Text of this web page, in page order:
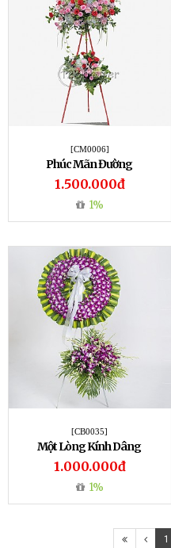
[CM0006]
Phúc Mãn Đường
1.500.000đ
1%
[CB0035]
Một Lòng Kính Dâng
1.000.000đ
1%
1